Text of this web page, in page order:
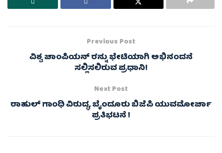
Previous Post
ವಿಶ್ವ ಚಾಂಪಿಯನ್ ರನ್ನು ಭೇಟಿಯಾಗಿ ಅಭಿನಂದನೆ
ಸಲ್ಲಿಸಲಿರುವ ಪ್ರಧಾನಿ!
Next Post
ರಾಹುಲ್ ಗಾಂಧಿ ವಿರುದ್ಧ, ಬೈಂದೂರು ಬಿಜೆಪಿ ಯುವಮೋರ್ಚಾ
ಪ್ರತಿಭಟನೆ !